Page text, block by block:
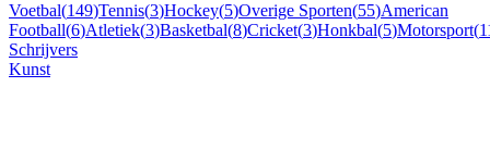
Voetbal(149)Tennis(3)Hockey(5)Overige Sporten(55)American
Football(6)Atletiek(3)Basketbal(8)Cricket(3)Honkbal(5)Motorsport(
Schrijvers
Kunst